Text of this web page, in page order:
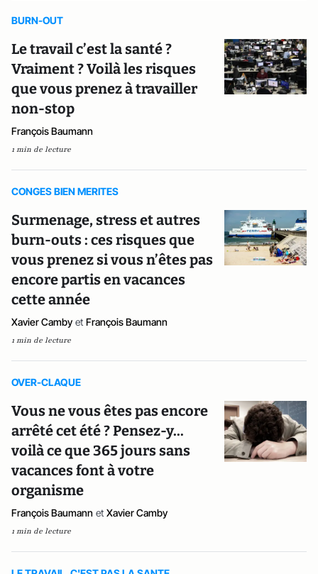
BURN-OUT
Le travail c’est la santé ?
Vraiment ? Voilà les risques
que vous prenez à travailler
non-stop
François Baumann
1 min de lecture
CONGES BIEN MERITES
Surmenage, stress et autres
burn-outs : ces risques que
vous prenez si vous n’êtes pas
encore partis en vacances
cette année
Xavier Camby et François Baumann
1 min de lecture
OVER-CLAQUE
Vous ne vous êtes pas encore
arrêté cet été ? Pensez-y...
voilà ce que 365 jours sans
vacances font à votre
organisme
François Baumann et Xavier Camby
1 min de lecture